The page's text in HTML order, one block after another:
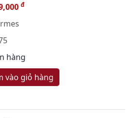
đ
hàng
vào giỏ hàng